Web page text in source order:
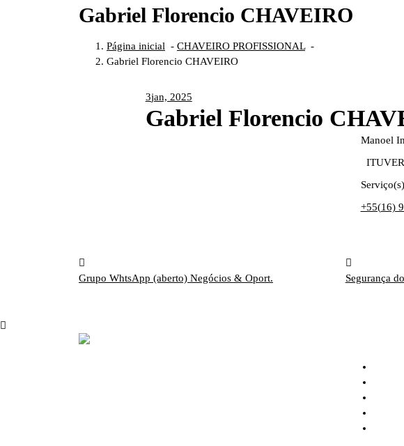
Gabriel Florencio CHAVEIRO
Página inicial - CHAVEIRO PROFISSIONAL-
Gabriel Florencio CHAVEIRO
3jan, 2025
Gabriel Florencio
Manoel
+55(16)
Grupo WhtsApp (aberto) Negócios & Oport. Segurança